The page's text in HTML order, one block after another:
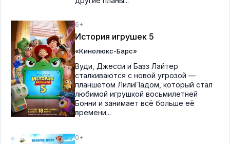
6+
История игрушек 5
«Кинолюкс-Барс»
Вуди, Джесси и Базз Лайтер
сталкиваются с новой угрозой —
планшетом ЛилиПадом, который стал
любимой игрушкой восьмилетней
Бонни и занимает всё больше её
времени...
0+